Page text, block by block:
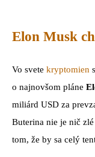
Elon Musk
Vo svete kryptomien
o najnovšom pláne
miliárd USD za
Buterina nie je nič
tom, že by sa celý